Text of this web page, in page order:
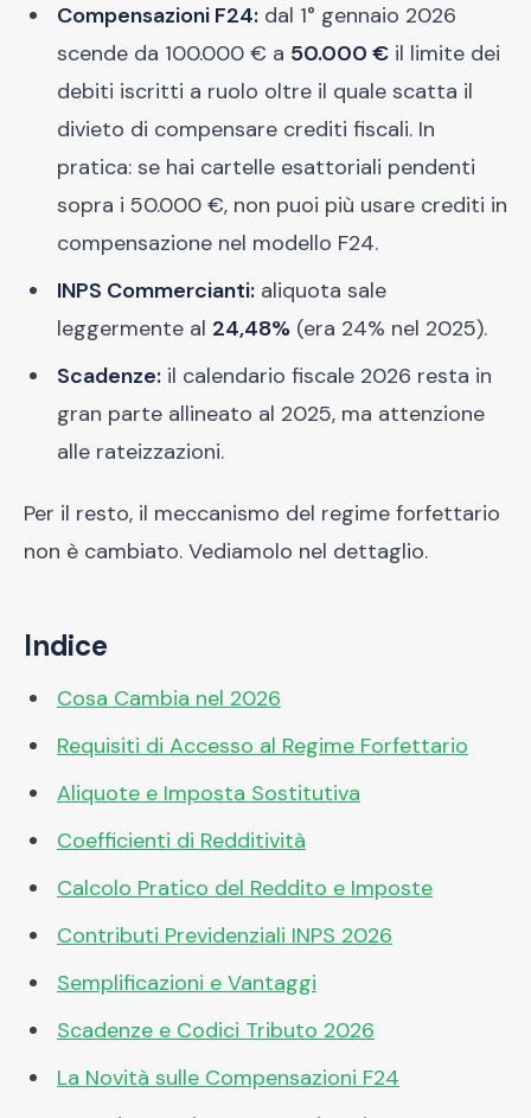
Compensazioni F24: dal 1° gennaio 2026
scende da 100.000 € a 50.000 € il limite dei
debiti iscritti a ruolo oltre il quale scatta il
divieto di compensare crediti fiscali. In
pratica: se hai cartelle esattoriali pendenti
sopra i 50.000 €, non puoi più usare crediti in
compensazione nel modello F24.
INPS Commercianti: aliquota sale
leggermente al 24,48% (era 24% nel 2025).
Scadenze: il calendario fiscale 2026 resta in
gran parte allineato al 2025, ma attenzione
alle rateizzazioni.
Per il resto, il meccanismo del regime forfettario
non è cambiato. Vediamolo nel dettaglio.
Indice
Cosa Cambia nel 2026
Requisiti di Accesso al Regime Forfettario
Aliquote e Imposta Sostitutiva
Coefficienti di Redditività
Calcolo Pratico del Reddito e Imposte
Contributi Previdenziali INPS 2026
Semplificazioni e Vantaggi
Scadenze e Codici Tributo 2026
La Novità sulle Compensazioni F24